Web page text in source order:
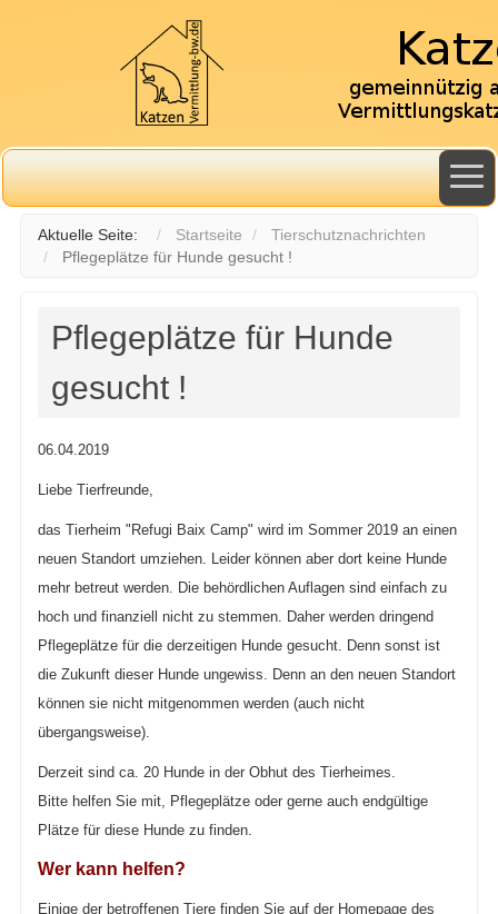
Aktuelle Seite: Startseite
Tierschutznachrichten
Pflegeplätze für Hunde gesucht !
Pflegeplätze für Hunde
gesucht !
06.04.2019
Liebe Tierfreunde,
das Tierheim "Refugi Baix Camp" wird im Sommer 2019 an einen
neuen Standort umziehen. Leider können aber dort keine Hunde
mehr betreut werden. Die behördlichen Auflagen sind einfach zu
hoch und finanziell nicht zu stemmen. Daher werden dringend
Pflegeplätze für die derzeitigen Hunde gesucht. Denn sonst ist
die Zukunft dieser Hunde ungewiss. Denn an den neuen Standort
können sie nicht mitgenommen werden (auch nicht
übergangsweise).
Derzeit sind ca. 20 Hunde in der Obhut des Tierheimes.
Bitte helfen Sie mit, Pflegeplätze oder gerne auch endgültige
Plätze für diese Hunde zu finden.
Wer kann helfen?
Einige der betroffenen Tiere finden Sie auf der Homepage des